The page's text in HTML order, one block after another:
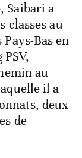
Saibari a
classes au
Bas en
au
il a
deux
de